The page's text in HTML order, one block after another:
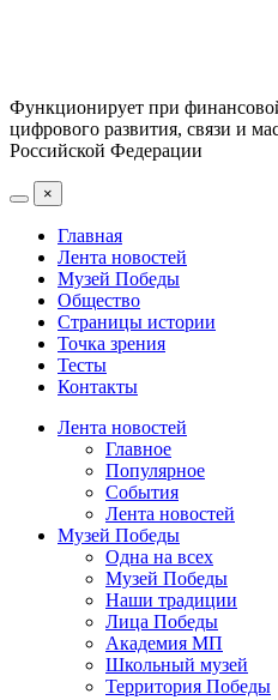
Функционирует при
цифрового развития, связи и
Российской Федерации
×
Главная
Лента новостей
Музей Победы
Общество
Страницы истории
Точка зрения
Тесты
Контакты
Лента новостей
Главное
Популярное
События
Лента новостей
Музей Победы
Одна на всех
Музей Победы
Наши традиции
Лица Победы
Академия МП
Школьный музей
Территория Победы